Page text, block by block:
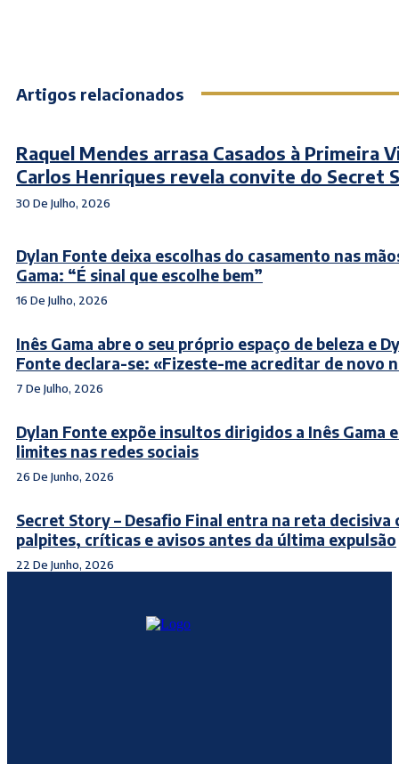
Artigos relacionados
Raquel Mendes arrasa Casados à Primeira
Carlos Henriques revela convite do Secret
30 De Julho, 2026
Dylan Fonte deixa escolhas do casamento nas
Gama: “É sinal que escolhe bem”
16 De Julho, 2026
Inês Gama abre o seu próprio espaço de beleza e
Fonte declara-se: «Fizeste-me acreditar de novo
7 De Julho, 2026
Dylan Fonte expõe insultos dirigidos a Inês Gama
limites nas redes sociais
26 De Junho, 2026
Secret Story – Desafio Final entra na reta decisiva
palpites, críticas e avisos antes da última expulsão
22 De Junho, 2026